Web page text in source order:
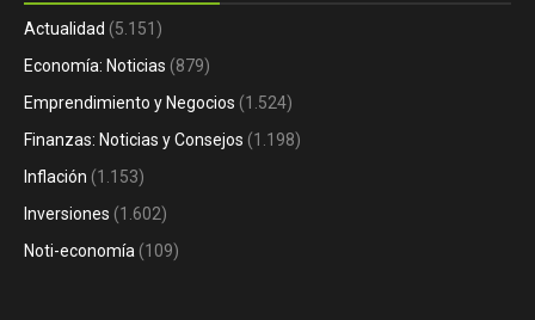
Actualidad (5.151)
Economía: Noticias (879)
Emprendimiento y Negocios (1.524)
Finanzas: Noticias y Consejos (1.198)
Inflación (1.153)
Inversiones (1.602)
Noti-economía (109)